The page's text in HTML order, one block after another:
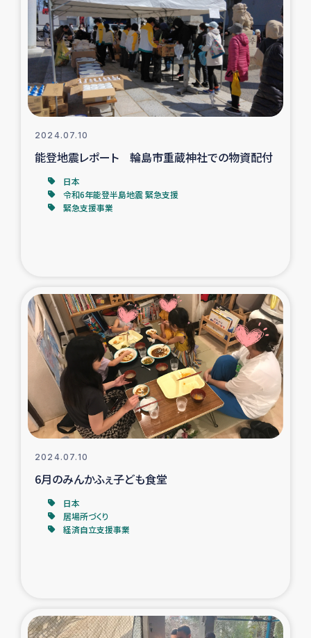
大雨による洪水被災者支援
カカオ生産者支援事業
シリア国内避難民・帰還民の生活再建支援
トルコにおけるシリア難民支援事業
インドネシア中部 スラウェシの地震・津波被災者支援
スリランカ ムライティブ県帰還民の生活再建支援
スリランカ南部洪水被災者支援
スリランカの南北女性をつなぐサリー・リサイクル・プロ
ジェクト
復興支援事業
民際教育事業
ミャンマー緊急支援
2024.07.10
能登地震レポート 輪島市重蔵神社での物資配付
日本
令和6年能登半島地震 緊急支援
緊急支援事業
2024.07.10
6月のみんかふぇ子ども食堂
日本
居場所づくり
経済自立支援事業